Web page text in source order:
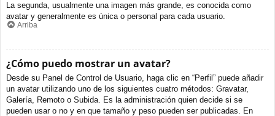
La segunda, usualmente una imagen más grande, es conocida como
avatar y generalmente es única o personal para cada usuario.
Arriba
¿Cómo puedo mostrar un avatar?
Desde su Panel de Control de Usuario, haga clic en “Perfil” puede añadir
un avatar utilizando uno de los siguientes cuatro métodos: Gravatar,
Galería, Remoto o Subida. Es la administración quien decide si se
pueden usar o no y en que tamaño y peso pueden ser publicadas. En